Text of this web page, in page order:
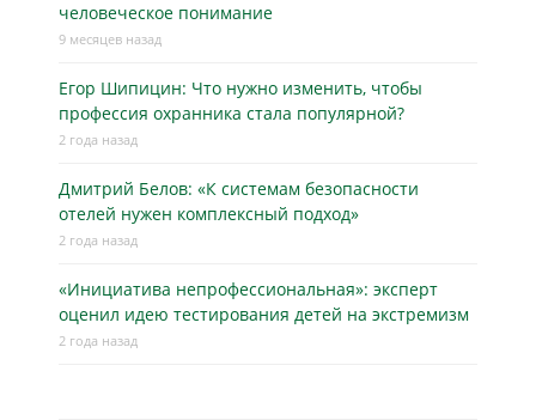
человеческое понимание
9 месяцев назад
Егор Шипицин: Что нужно изменить, чтобы
профессия охранника стала популярной?
2 года назад
Дмитрий Белов: «К системам безопасности
отелей нужен комплексный подход»
2 года назад
«Инициатива непрофессиональная»: эксперт
оценил идею тестирования детей на экстремизм
2 года назад